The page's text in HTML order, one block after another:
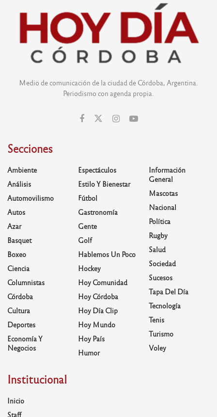
Medio de comunicación de la ciudad de Córdoba, Argentina.
Periodismo con agenda propia.
Secciones
Ambiente
Análisis
Automovilismo
Autos
Azar
Basquet
Boxeo
Ciencia
Columnistas
Córdoba
Cultura
Deportes
Economía Y
Negocios
Espectáculos
Estilo Y Bienestar
Fútbol
Gastronomía
Gente
Golf
Hablemos Un Poco
Hockey
Hoy Comunidad
Hoy Córdoba
Hoy Día Clip
Hoy Mundo
Hoy País
Humor
Información
General
Mascotas
Nacional
Política
Rugby
Salud
Sociedad
Sucesos
Tapa Del Día
Tecnología
Tenis
Turismo
Voley
Institucional
Inicio
Staff